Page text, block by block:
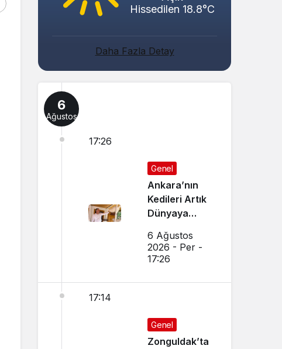
Hissedilen 18.8°C
Daha Fazla Detay
6
Ağustos
17:26
Genel
Ankara’nın
Kedileri Artık
Dünyaya
Tanıtılıyor
6 Ağustos
2026 - Per -
17:26
17:14
Genel
Zonguldak’ta